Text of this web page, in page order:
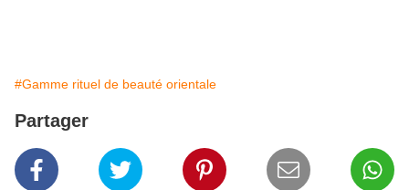
#Gamme rituel de beauté orientale
Partager